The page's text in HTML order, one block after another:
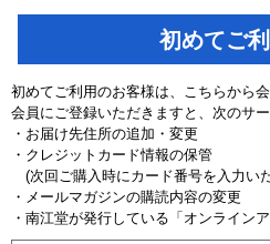
初めてご
初めてご利用のお客様は、こちらから
会員にご登録いただきますと、次のサ
・お届け先住所の追加・変更
・クレジットカード情報の保管
(次回ご購入時にカード番号を入力い
・メールマガジンの購読内容の変更
・南江堂が発行している「オンライン